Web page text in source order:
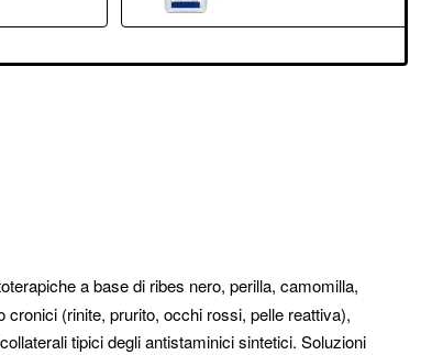
a base di ribes nero, perilla, camomilla,
(rinite, prurito, occhi rossi, pelle reattiva),
tipici degli antistaminici sintetici. Soluzioni